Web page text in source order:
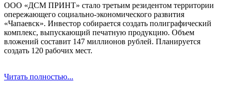
ООО «ДСМ ПРИНТ» стало третьим резидентом территории
опережающего социально­-экономического развития
«Чапаевск». Инвестор собирается создать полиграфический
комплекс, выпускающий печатную продукцию. Объем
вложений составит 147 миллионов рублей. Планируется
создать 120 рабочих мест.
Читать полностью...